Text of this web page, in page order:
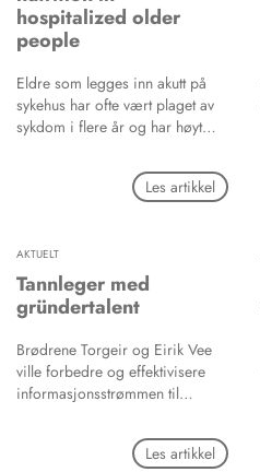
hospitalized older
people
Eldre som legges inn akutt på
sykehus har ofte vært plaget av
sykdom i flere år og har høyt
underernærte og munnhelsen er
forringet. Avhandlingen til
munnhelse, smaksevne,
ernæring, sykdom og død, hos
200 eldre i alderen 70 - 103 år,
som var innlagt akutt på sykehus
i tidsrommet november 2009 til
oktober 2010.
Les artikkel
AKTUELT
Tannleger med
gründertalent
Brødrene Torgeir og Eirik Vee
ville forbedre og effektivisere
informasjonsstrømmen til
kravet fra pasientrettighetsloven.
Resultatet ble et digitalisert
Les artikkel